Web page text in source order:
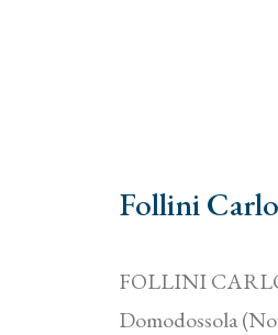
Follini
FOLLINI
Domodossola